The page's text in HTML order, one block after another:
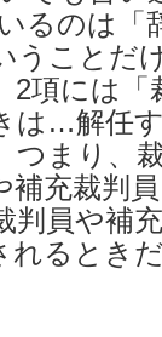
るのは「
うことだ
2項には
は…解任
つまり、
補充裁判
判員や補
れるとき